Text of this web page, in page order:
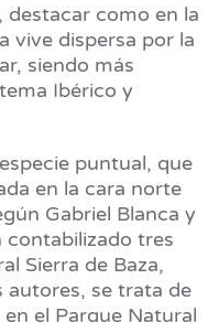
como en la
vive dispersa por la
siendo más
Ibérico y
puntual, que
en la cara norte
Gabriel Blanca y
contabilizado tres
Sierra de Baza,
autores, se trata de
el Parque Natural